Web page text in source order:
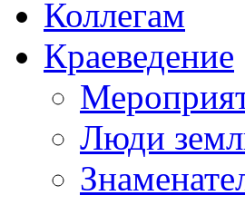
Коллегам
Краеведение
Люди